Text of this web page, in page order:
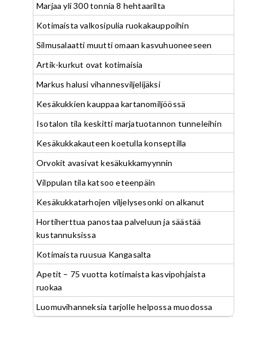
Marjaa yli 300 tonnia 8 hehtaarilta
Kotimaista valkosipulia ruokakauppoihin
Silmusalaatti muutti omaan kasvuhuoneeseen
Artik-kurkut ovat kotimaisia
Markus halusi vihannesviljelijäksi
Kesäkukkien kauppaa kartanomiljöössä
Isotalon tila keskitti marjatuotannon tunneleihin
Kesäkukkakauteen koetulla konseptilla
Orvokit avasivat kesäkukkamyynnin
Vilppulan tila katsoo eteenpäin
Kesäkukkatarhojen viljelysesonki on alkanut
Hortiherttua panostaa palveluun ja säästää
kustannuksissa
Kotimaista ruusua Kangasalta
Apetit – 75 vuotta kotimaista kasvipohjaista
ruokaa
Luomuvihanneksia tarjolle helpossa muodossa